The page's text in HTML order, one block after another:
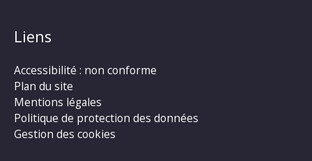
Liens
Accessibilité : non conforme
Plan du site
Mentions légales
Politique de protection des données
Gestion des cookies